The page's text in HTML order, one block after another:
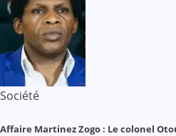
Société
Affaire Martinez Zogo : Le colonel